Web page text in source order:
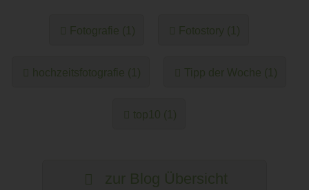
Fotografie (1) Fotostory (1)
hochzeitsfotografie (1) Tipp der Woche (1)
top10 (1)
zur Blog Übersicht